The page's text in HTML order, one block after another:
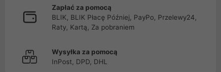
Zapłać za pomocą
BLIK, BLIK Płacę Później, PayPo, Przelewy24,
Raty, Kartą, Za pobraniem
Wysyłka za pomocą
InPost, DPD, DHL